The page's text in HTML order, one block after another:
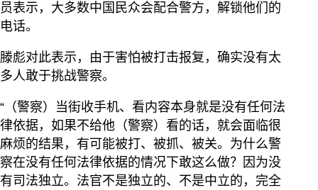
员表示，大多数中国民众会配合警方，解锁他们的
电话。
滕彪对此表示，由于害怕被打击报复，确实没有太
多人敢于挑战警察。
“（警察）当街收手机、看内容本身就是没有任何法
律依据，如果不给他（警察）看的话，就会面临很
麻烦的结果，有可能被打、被抓、被关。为什么警
察在没有任何法律依据的情况下敢这么做？因为没
有司法独立。法官不是独立的、不是中立的，完全